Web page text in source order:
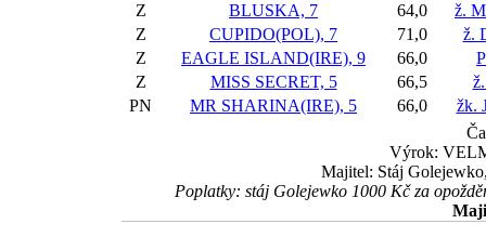
Z BLUSKA, 7 64,0
ž.
Z
CUPIDO(POL), 7 71,0
ž.
Z
EAGLE ISLAND(IRE), 9 66,0
Z
MISS SECRET, 5 66,5
PN
MR SHARINA(IRE), 5 66,0
žk.
Výrok:
Majitel: Stáj
Poplatky: stáj Golejewko 1000 Kč za